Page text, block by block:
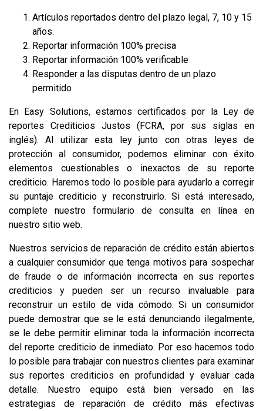
Artículos reportados dentro del plazo legal, 7, 10 y 15
años.
Reportar información 100% precisa
Reportar información 100% verificable
Responder a las disputas dentro de un plazo
permitido
En Easy Solutions, estamos certificados por la Ley de
reportes Crediticios Justos (FCRA, por sus siglas en
inglés). Al utilizar esta ley junto con otras leyes de
protección al consumidor, podemos eliminar con éxito
elementos cuestionables o inexactos de su reporte
crediticio. Haremos todo lo posible para ayudarlo a corregir
su puntaje crediticio y reconstruirlo. Si está interesado,
complete nuestro formulario de consulta en línea en
nuestro sitio web.
Nuestros servicios de reparación de crédito están abiertos
a cualquier consumidor que tenga motivos para sospechar
de fraude o de información incorrecta en sus reportes
crediticios y pueden ser un recurso invaluable para
reconstruir un estilo de vida cómodo. Si un consumidor
puede demostrar que se le está denunciando ilegalmente,
se le debe permitir eliminar toda la información incorrecta
del reporte crediticio de inmediato. Por eso hacemos todo
lo posible para trabajar con nuestros clientes para examinar
sus reportes crediticios en profundidad y evaluar cada
detalle. Nuestro equipo está bien versado en las
estrategias de reparación de crédito más efectivas